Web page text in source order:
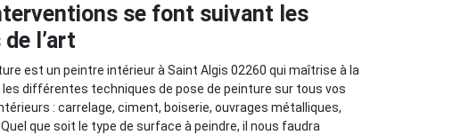
se font suivant les
l’art
est un peintre intérieur à Saint Algis 02260 qui maîtrise à la
différentes techniques de pose de peinture sur tous vos
: carrelage, ciment, boiserie, ouvrages métalliques,
que soit le type de surface à peindre, il nous faudra